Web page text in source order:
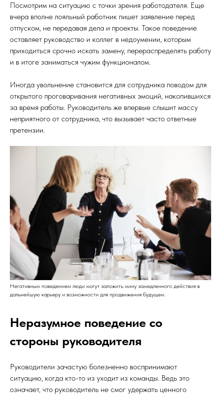
Посмотрим на ситуацию с точки зрения работодателя. Еще
вчера вполне лояльный работник пишет заявление перед
отпуском, не передавая дела и проекты. Такое поведение
оставляет руководство и коллег в недоумении, которым
приходиться срочно искать замену, перераспределять работу
и в итоге заниматься чужим функционалом.
Иногда увольнение становится для сотрудника поводом для
открытого проговаривания негативных эмоций, накопившихся
за время работы. Руководитель же впервые слышит массу
неприятного от сотрудника, что вызывает часто ответные
претензии.
Негативным поведением люди могут заложить мину замедленного действия в
дальнейшую карьеру и возможности для продвижения будущем.
Неразумное поведение со
стороны руководителя
Руководители зачастую болезненно воспринимают
ситуацию, когда кто-то из уходит из команды. Ведь это
означает, что руководитель не смог удержать ценного